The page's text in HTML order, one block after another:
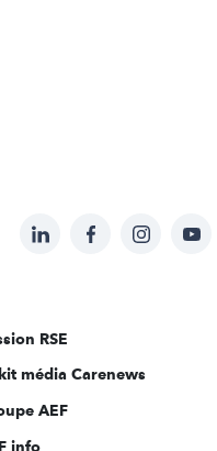
Suivez-
sur:
LinkedInFacebookInstagram
RSE
média Carenews
AEF
info